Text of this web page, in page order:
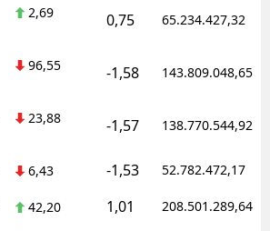
2,69 0,75 65.234.427,32
96,55 -1,58 143.809.048,65
23,88 -1,57 138.770.544,92
6,43 -1,53 52.782.472,17
42,20 1,01 208.501.289,64